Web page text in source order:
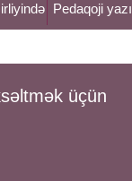
Pedaqoji
üçün